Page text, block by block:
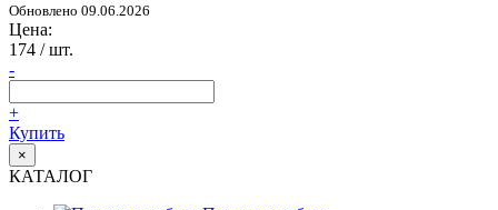
Обновлено 09.06.2026
Цена:
174 / шт.
-
+
Купить
×
КАТАЛОГ